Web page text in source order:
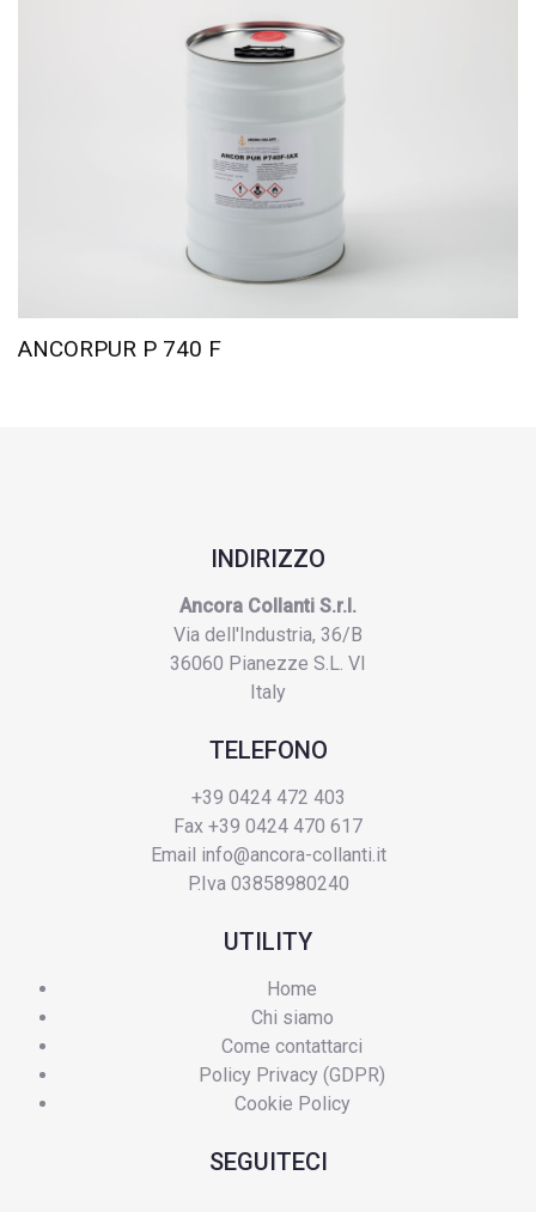
ANCORPUR P 740 F
INDIRIZZO
Ancora Collanti S.r.l.
Via dell'Industria, 36/B
36060 Pianezze S.L. VI
Italy
TELEFONO
+39 0424 472 403
Fax +39 0424 470 617
Email info@ancora-collanti.it
P.Iva 03858980240
UTILITY
Home
Chi siamo
Come contattarci
Policy Privacy (GDPR)
Cookie Policy
SEGUITECI